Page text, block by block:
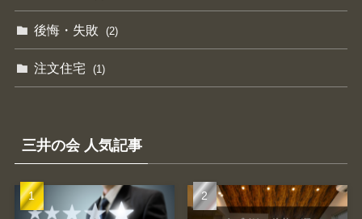
後悔・失敗 (2)
注文住宅 (1)
三井の会 人気記事